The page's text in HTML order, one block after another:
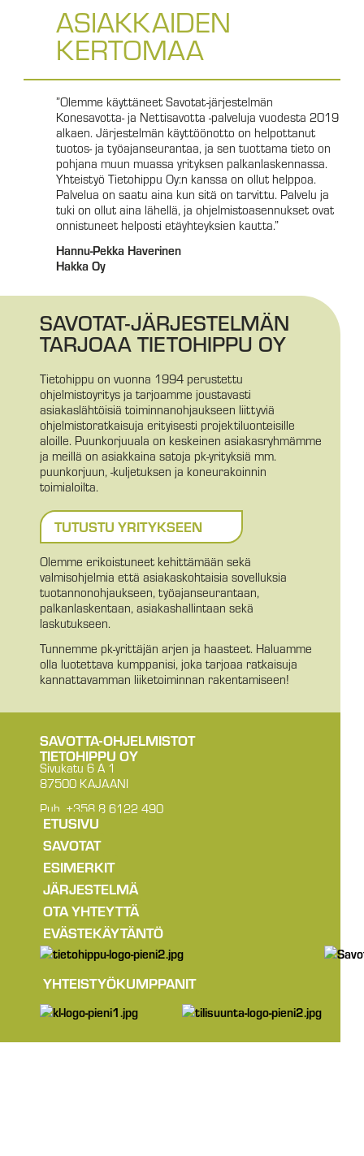
ASIAKKAIDEN
KERTOMAA
”Olemme käyttäneet Savotat-järjestelmän
Konesavotta- ja Nettisavotta -palveluja vuodesta 2019
alkaen. Järjestelmän käyttöönotto on helpottanut
tuotos- ja työajanseurantaa, ja sen tuottama tieto on
pohjana muun muassa yrityksen palkanlaskennassa.
Yhteistyö Tietohippu Oy:n kanssa on ollut helppoa.
Palvelua on saatu aina kun sitä on tarvittu. Palvelu ja
tuki on ollut aina lähellä, ja ohjelmistoasennukset ovat
onnistuneet helposti etäyhteyksien kautta.”
Hannu-Pekka Haverinen
Hakka Oy
SAVOTAT-JÄRJES­TELMÄN
TARJOAA TIETOHIPPU OY
Tietohippu on vuonna 1994 perustettu
ohjelmistoyritys ja tarjoamme joustavasti
asiakaslähtöisiä toiminnanohjaukseen liittyviä
ohjelmistoratkaisuja erityisesti projektiluonteisille
aloille. Puunkorjuuala on keskeinen asiakasryhmämme
ja meillä on asiakkaina satoja pk-yrityksiä mm.
puunkorjuun, -kuljetuksen ja koneurakoinnin
toimialoilta.
TUTUSTU YRITYKSEEN
Olemme erikoistuneet kehittämään sekä
valmisohjelmia että asiakaskohtaisia sovelluksia
tuotannonohjaukseen, työajanseurantaan,
palkanlaskentaan, asiakashallintaan sekä
laskutukseen.
Tunnemme pk-yrittäjän arjen ja haasteet. Haluamme
olla luotettava kumppanisi, joka tarjoaa ratkaisuja
kannattavamman liiketoiminnan rakentamiseen!
SAVOTTA-OHJELMISTOT
TIETOHIPPU OY
Sivukatu 6 A 1
87500 KAJAANI
Puh. +358 8 6122 490
ETUSIVU
SAVOTAT
ESIMERKIT
JÄRJESTELMÄ
OTA YHTEYTTÄ
EVÄSTEKÄYTÄNTÖ
YHTEISTYÖKUMPPANIT